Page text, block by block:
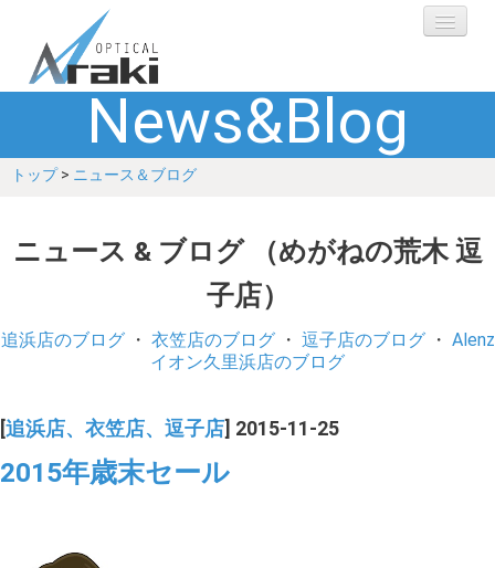
選ばれる理由
ブランド
ショップ
お客さまの声
News&Blog
トップ> ニュース＆ブログ
ニュース & ブログ （めがねの荒木 逗
子店）
追浜店のブログ・ 衣笠店のブログ・ 逗子店のブログ・ Alenz
イオン久里浜店のブログ
追浜店、衣笠店、逗子店 ] 2015-11-25
2015年歳末セール